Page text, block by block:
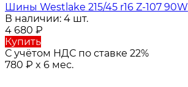
Шины Westlake 215/45 r16 Z-107 90W
В наличии: 4 шт.
4 680 ₽
Купить
С учётом НДС по ставке 22%
780 ₽ x 6 мес.